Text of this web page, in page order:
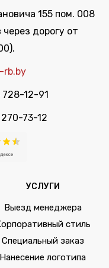
155 пом. 008
дорогу от
rb.by
728-12-91
270-73-12
УСЛУГИ
Выезд менеджера
стиль
Специальный заказ
Нанесение логотипа